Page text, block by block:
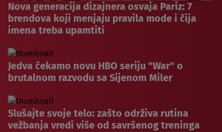
Nova generacija dizajnera osvaja Pariz: 7
brendova koji menjaju pravila mode i čija
imena treba upamtiti
Jedva čekamo novu HBO seriju "War" o
brutalnom razvodu sa Sijenom Miler
Slušajte svoje telo: zašto održiva rutina
vežbanja vredi više od savršenog treninga